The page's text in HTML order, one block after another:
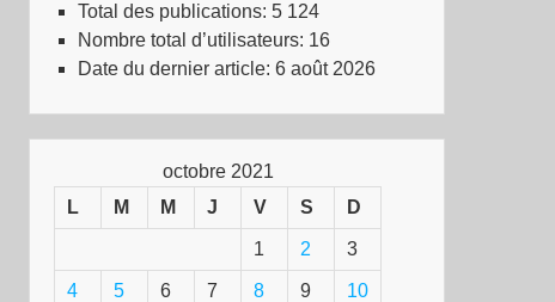
Total des publications: 5 124
Nombre total d’utilisateurs: 16
Date du dernier article: 6 août 2026
octobre 2021
L
M M J V S D
1 2 3
4 5 6 7 8 9 10